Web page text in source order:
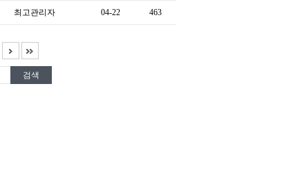
최고관리자 04-22 463